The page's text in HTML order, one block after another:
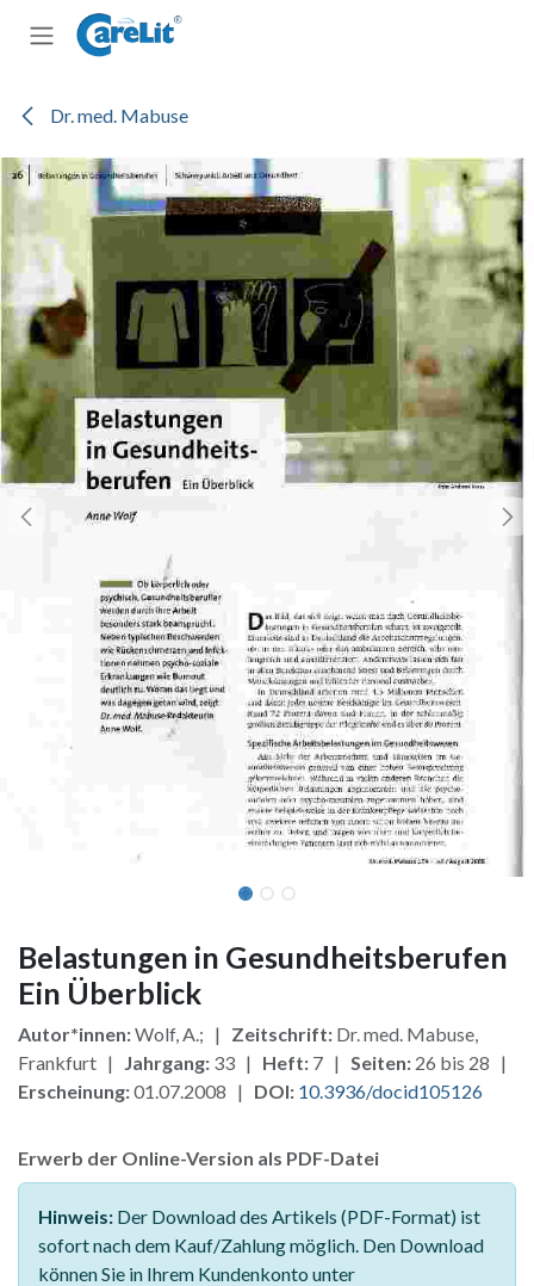
Zum Inhalt springen
Dr. med. Mabuse
Belastungen in Gesundheitsberufen
Ein Überblick
Autor*innen:Wolf, A.; | Zeitschrift: Dr. med. Mabuse,
Frankfurt | Jahrgang: 33 | Heft: 7 | Seiten: 26 bis 28 |
Erscheinung:01.07.2008 | DOI: 10.3936/docid105126
Erwerb der Online-Version als PDF-Datei
Hinweis: Der Download des Artikels (PDF-Format) ist
sofort nach dem Kauf/Zahlung möglich. Den Download
können Sie in Ihrem Kundenkonto unter